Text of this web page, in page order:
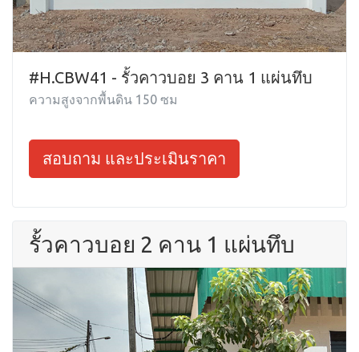
#H.CBW41 - รั้วคาวบอย 3 คาน 1 แผ่นทึบ
ความสูงจากพื้นดิน 150 ซม
สอบถาม และประเมินราคา
รั้วคาวบอย 2 คาน 1 แผ่นทึบ